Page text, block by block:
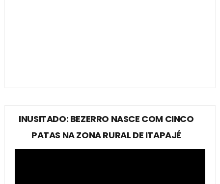
INUSITADO: BEZERRO NASCE COM CINCO
PATAS NA ZONA RURAL DE ITAPAJÉ